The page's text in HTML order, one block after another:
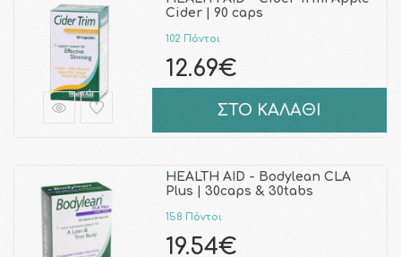
Cider | 90 caps
102 Πόντοι
12.69€
ΣΤΟ ΚΑΛΑΘΙ
HEALTH AID - Bodylean CLA
Plus | 30caps & 30tabs
158 Πόντοι
19.54€